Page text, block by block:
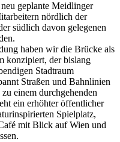
geplante Meidlinger
nördlich der
südlich davon gelegenen
haben wir die Brücke als
konzipiert, der bislang
Stadtraum
Straßen und Bahnlinien
einem durchgehenden
ein erhöhter öffentlicher
Spielplatz,
mit Blick auf Wien und